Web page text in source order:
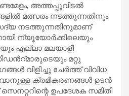
അത്തപ്പൂവിടൽ
മത്സരം നടത്തുന്നതിനും
നടത്തുന്നതിനുമാണ്
ന്യൂയോർക്കിലെയും
എല്ലാ മലയാളീ
മറ്റു
വിളിച്ചു ചേർത്ത് വിവിധ
ക്രമീകരണങ്ങൾ ഉടൻ
ഉപദേശക സമിതി